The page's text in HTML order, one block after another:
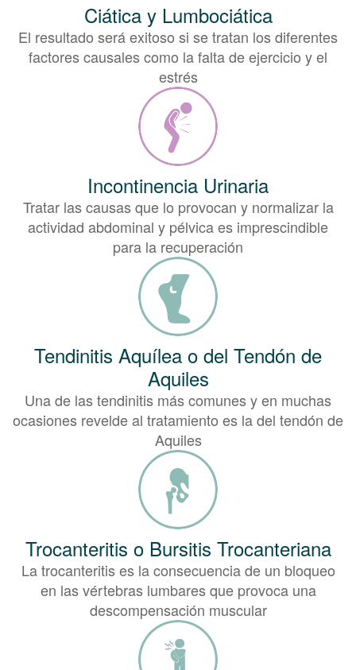
Ciática y Lumbociática
El resultado será exitoso si se tratan los diferentes
factores causales como la falta de ejercicio y el
estrés
Incontinencia Urinaria
Tratar las causas que lo provocan y normalizar la
actividad abdominal y pélvica es imprescindible
para la recuperación
Tendinitis Aquílea o del Tendón de
Aquiles
Una de las tendinitis más comunes y en muchas
ocasiones revelde al tratamiento es la del tendón de
Aquiles
Trocanteritis o Bursitis Trocanteriana
La trocanteritis es la consecuencia de un bloqueo
en las vértebras lumbares que provoca una
descompensación muscular